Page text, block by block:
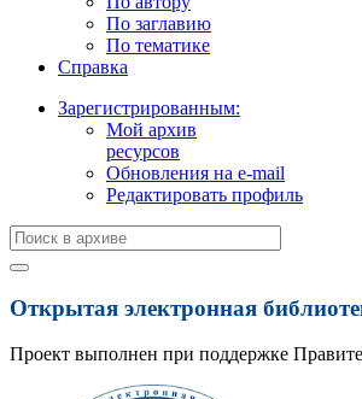
По заглавию
По тематике
Справка
Зарегистрированным:
Мой архив
ресурсов
Обновления на e-mail
Редактировать профиль
Открытая электронная
Проект выполнен при поддержке